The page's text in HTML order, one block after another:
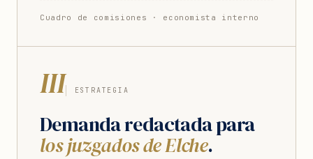
Cuadro de comisiones · economista interno
III ESTRATEGIA
Demanda redactada para
los juzgados de Elche.